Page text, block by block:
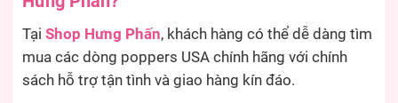
Tại Shop Hưng Phấn, khách hàng có thể dễ dàng tìm
mua các dòng poppers USA chính hãng với chính
sách hỗ trợ tận tình và giao hàng kín đáo.